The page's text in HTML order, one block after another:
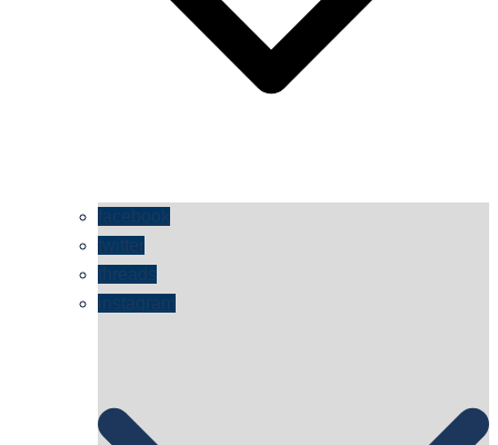
facebook
twitter
threads
instagram